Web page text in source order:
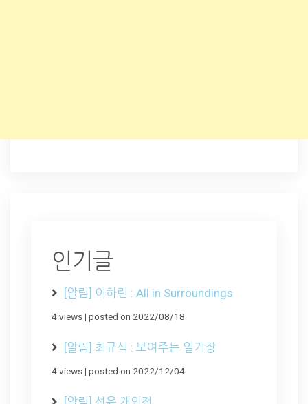
인기글
[알림] 이하린 : All in Surroundings
4 views| posted on 2022/08/18
[알림] 최규식 : 보여주는 일기장
4 views| posted on 2022/12/04